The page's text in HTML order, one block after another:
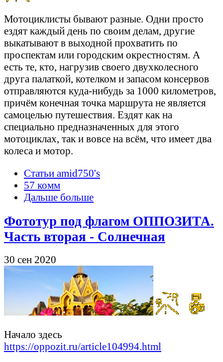
Мотоциклисты бывают разные. Одни просто
ездят каждый день по своим делам, другие
выкатывают в выходной прохватить по
проспектам или городским окрестностям. А
есть те, кто, нагрузив своего двухколесного
друга палаткой, котелком и запасом консервов
отправляются куда-нибудь за 1000 километров,
причём конечная точка маршрута не является
самоцелью путешествия. Ездят как на
специально предназначенных для этого
мотоциклах, так и вовсе на всём, что имеет два
колеса и мотор.
Статьи amid750's
57 комм
Дальше больше
Фототур под флагом ОППОЗИТА.
Часть вторая - Солнечная
30 сен 2020
Начало здесь
https://oppozit.ru/article104994.html